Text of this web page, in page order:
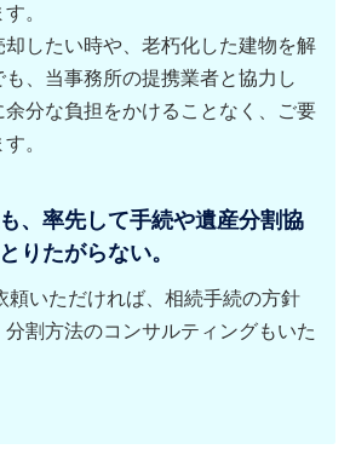
。
却したい時や、老朽化した建物を解
、当事務所の提携業者と協力し
余分な負担をかけることなく、ご要
。
、率先して手続や遺産分割協
りたがらない。
頼いただければ、相続手続の方針
割方法のコンサルティングもいた